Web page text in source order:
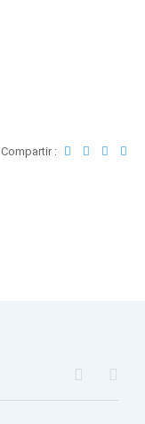
Compartir :